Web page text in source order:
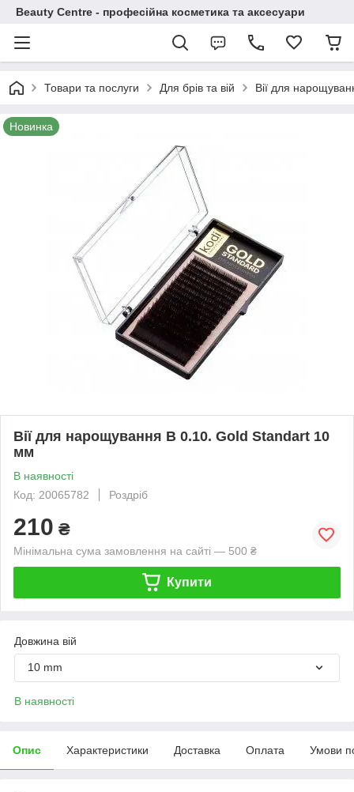
Beauty Centre - професійна косметика та аксесуари
Товари та послуги Для брів та вій Вії для
Новинка
Вії для нарощування B 0.10. Gold Standart 10
мм
В наявності
Код: 20065782
Роздріб
210 ₴
Мінімальна сума замовлення на сайті — 500 ₴
Купити
Довжина вій
10 mm
В наявності
Опис Характеристики Доставка Оплата Умови